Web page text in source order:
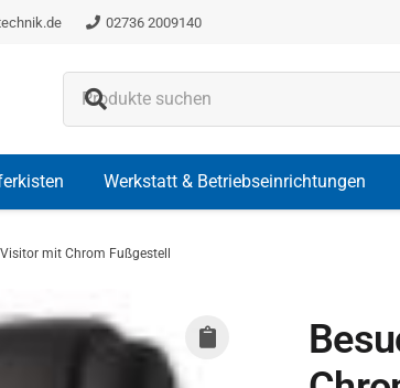
02736 2009140
Werkstatt & Betriebseinrichtungen
mit Chrom Fußgestell